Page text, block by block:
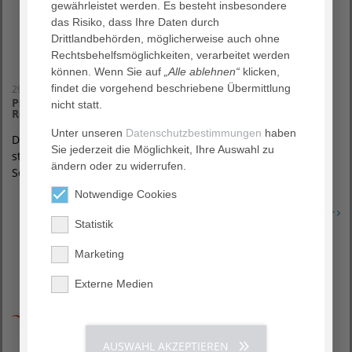
29. Juli 2026
Psychose Seminar Online im Agaplesion Diakonieklinikum
Rotenburg zum Thema „Krise als Lernort?“
Der Austausch und das gegenseitige Voneinander-Lernen
stehen im Mittelpunkt der Veranstaltungsreihe „Psychose
Seminar Online“. Dieses monatliche…
Erfahren Sie mehr
gewährleistet werden. Es besteht insbesondere
das Risiko, dass Ihre Daten durch
Drittlandbehörden, möglicherweise auch ohne
Rechtsbehelfsmöglichkeiten, verarbeitet werden
können. Wenn Sie auf „Alle ablehnen“ klicken,
findet die vorgehend beschriebene Übermittlung
nicht statt.
Unter unseren Datenschutzbestimmungen haben
Sie jederzeit die Möglichkeit, Ihre Auswahl zu
ändern oder zu widerrufen.
Notwendige Cookies
Statistik
Marketing
Externe Medien
AUSWAHL AKZEPTIEREN